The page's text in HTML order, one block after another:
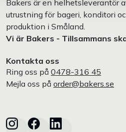
Bakers är en helhetsleverantör
utrustning för bageri, konditori
produktion i Småland.
Vi är Bakers - Tillsammans
Kontakta oss
Ring oss på 0478-316 45
Mejla oss på order@bakers.se